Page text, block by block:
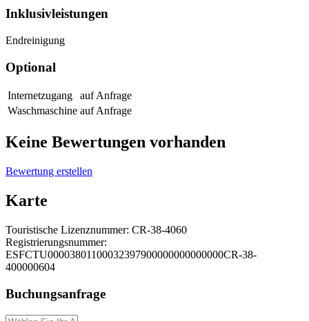
Inklusivleistungen
Endreinigung
Optional
Internetzugang
auf Anfrage
Waschmaschine auf Anfrage
Keine Bewertungen vorhanden
Bewertung erstellen
Karte
Touristische Lizenznummer: CR-38-4060
Registrierungsnummer:
ESFCTU00003801100032397900000000000000CR-38-
400000604
Buchungsanfrage